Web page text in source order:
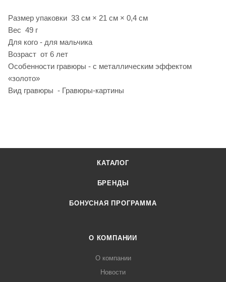
Размер упаковки 33 см × 21 см × 0,4 см
Вес 49 г
Для кого - для мальчика
Возраст от 6 лет
Особенности гравюры - с металлическим эффектом
«золото»
Вид гравюры - Гравюры-картины
КАТАЛОГ
БРЕНДЫ
БОНУСНАЯ ПРОГРАММА
О КОМПАНИИ
О компании
Новости